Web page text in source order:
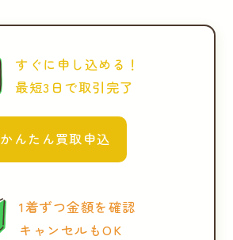
すぐに申し込める！
最短3日で取引完了
かんたん買取申込
1着ずつ金額を確認
キャンセルもOK